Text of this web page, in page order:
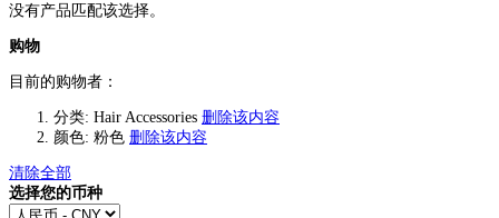
没有产品匹配该选择。
购物
目前的购物者：
分类: Hair Accessories 删除该内容
颜色: 粉色 删除该内容
清除全部
选择您的币种